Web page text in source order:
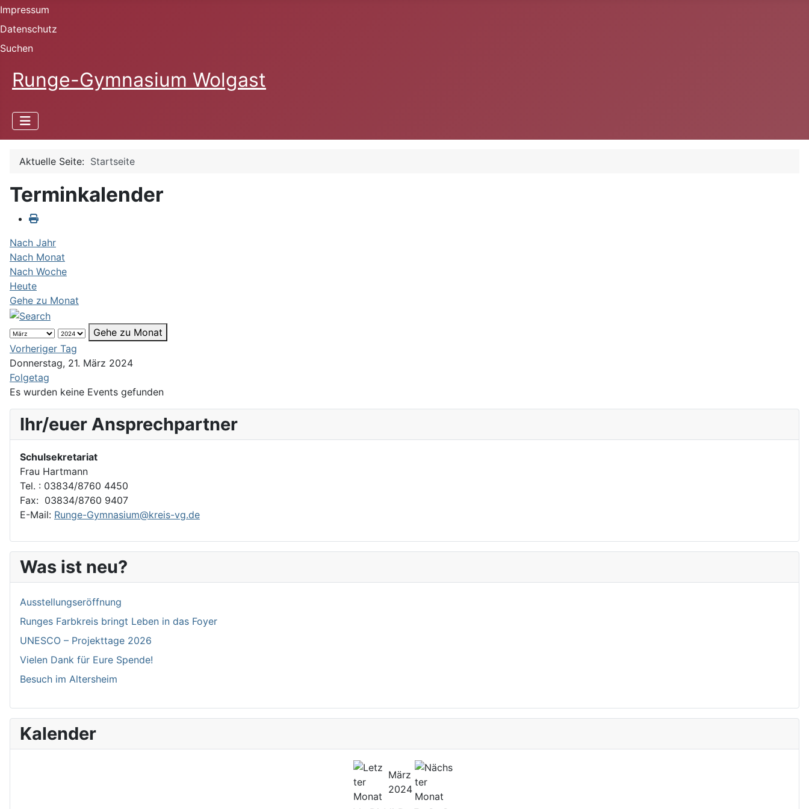
Impressum
Datenschutz
Suchen
Runge-Gymnasium Wolgast
Aktuelle Seite: Startseite
Terminkalender
Nach Jahr
Nach Monat
Nach Woche
Heute
Gehe zu Monat
Gehe zu Monat
Vorheriger Tag
Donnerstag, 21. März 2024
Folgetag
Es wurden keine Events gefunden
Ihr/euer Ansprechpartner
Schulsekretariat
Frau Hartmann
Tel. : 03834/8760 4450
Fax: 03834/8760 9407
E-Mail: Runge-Gymnasium@kreis-vg.de
Was ist neu?
Ausstellungseröffnung
Runges Farbkreis bringt Leben in das Foyer
UNESCO – Projekttage 2026
Vielen Dank für Eure Spende!
Besuch im Altersheim
Kalender
März
2024